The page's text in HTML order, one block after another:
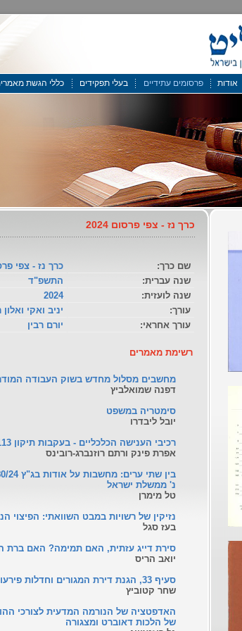
אודות פרסומים עתידיים בעלי תפקידים כללי הגשת
כרך נז - צפי פרסום 2024
שם כרך:
כרך נז - צפי
שנה עברית:
התשפ"ד
שנה לועזית:
2024
עורך:
יניב ואקי
עורך אחראי:
יורם רבין
רשימת מאמרים
מחשבים מסלול מחדש בשוק העבודה
דפנה שמואלביץ
סימטריה במשפט
יובל ליבדרו
רכיבי הענישה הכלכליים - בעקבות תיקון 113 לחוק העונשין
אפרת פינק ורתם רוזנברג-רובינס
נ' ממשלת ישראל
טל מימרן
נזיקין של רשויות במבט השוואתי: הפיצוי
בעז סגל
סירת דייג עזתית, האם תמימה? האם ברת
יואב הריס
סעיף 33, הגנת דירת המגורים וחדלות פירעון: עיון היסטורי-כלכלי
שחר קטוביץ
האדפטציה של הנורמה המדעית לצורכי
של הלכות דאוברט ומצגורה